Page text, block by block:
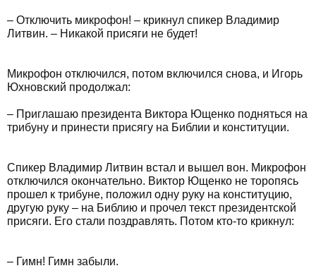
– Отключить микрофон! – крикнул спикер Владимир
Литвин. – Никакой присяги не будет!
Микрофон отключился, потом включился снова, и Игорь
Юхновский продолжал:
– Приглашаю президента Виктора Ющенко подняться на
трибуну и принести присягу на Библии и конституции.
Спикер Владимир Литвин встал и вышел вон. Микрофон
отключился окончательно. Виктор Ющенко не торопясь
прошел к трибуне, положил одну руку на конституцию,
другую руку – на Библию и прочел текст президентской
присяги. Его стали поздравлять. Потом кто-то крикнул:
– Гимн! Гимн забыли.